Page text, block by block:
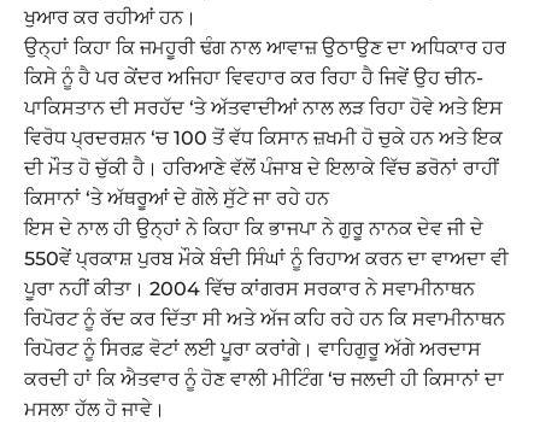
ਖੁਆਰ ਕਰ ਰਹੀਆਂ ਹਨ।
ਉਨ੍ਹਾਂ ਕਿਹਾ ਕਿ ਜਮਹੂਰੀ ਢੰਗ ਨਾਲ ਆਵਾਜ਼ ਉਠਾਉਣ ਦਾ ਅਧਿਕਾਰ ਹਰ
ਕਿਸੇ ਨੂੰ ਹੈ ਪਰ ਕੇਂਦਰ ਅਜਿਹਾ ਵਿਵਹਾਰ ਕਰ ਰਿਹਾ ਹੈ ਜਿਵੇਂ ਉਹ ਚੀਨ-
ਪਾਕਿਸਤਾਨ ਦੀ ਸਰਹੱਦ ‘ਤੇ ਅੱਤਵਾਦੀਆਂ ਨਾਲ ਲੜ ਰਿਹਾ ਹੋਵੇ ਅਤੇ ਇਸ
ਵਿਰੋਧ ਪ੍ਰਦਰਸ਼ਨ ‘ਚ 100 ਤੋਂ ਵੱਧ ਕਿਸਾਨ ਜ਼ਖਮੀ ਹੋ ਚੁਕੇ ਹਨ ਅਤੇ ਇਕ
ਦੀ ਮੌਤ ਹੋ ਚੁੱਕੀ ਹੈ। ਹਰਿਆਣੇ ਵੱਲੋਂ ਪੰਜਾਬ ਦੇ ਇਲਾਕੇ ਵਿੱਚ ਡਰੋਨਾਂ ਰਾਹੀਂ
ਕਿਸਾਨਾਂ ‘ਤੇ ਅੱਥਰੂਆਂ ਦੇ ਗੋਲੇ ਸੁੱਟੇ ਜਾ ਰਹੇ ਹਨ
ਇਸ ਦੇ ਨਾਲ ਹੀ ਉਨ੍ਹਾਂ ਨੇ ਕਿਹਾ ਕਿ ਭਾਜਪਾ ਨੇ ਗੁਰੂ ਨਾਨਕ ਦੇਵ ਜੀ ਦੇ
550ਵੇਂ ਪ੍ਰਕਾਸ਼ ਪੁਰਬ ਮੌਕੇ ਬੰਦੀ ਸਿੰਘਾਂ ਨੂੰ ਰਿਹਾਅ ਕਰਨ ਦਾ ਵਾਅਦਾ ਵੀ
ਪੂਰਾ ਨਹੀਂ ਕੀਤਾ। 2004 ਵਿੱਚ ਕਾਂਗਰਸ ਸਰਕਾਰ ਨੇ ਸਵਾਮੀਨਾਥਨ
ਰਿਪੋਰਟ ਨੂੰ ਰੱਦ ਕਰ ਦਿੱਤਾ ਸੀ ਅਤੇ ਅੱਜ ਕਹਿ ਰਹੇ ਹਨ ਕਿ ਸਵਾਮੀਨਾਥਨ
ਰਿਪੋਰਟ ਨੂੰ ਸਿਰਫ਼ ਵੋਟਾਂ ਲਈ ਪੂਰਾ ਕਰਾਂਗੇ। ਵਾਹਿਗੁਰੂ ਅੱਗੇ ਅਰਦਾਸ
ਕਰਦੀ ਹਾਂ ਕਿ ਐਤਵਾਰ ਨੂੰ ਹੋਣ ਵਾਲੀ ਮੀਟਿੰਗ ‘ਚ ਜਲਦੀ ਹੀ ਕਿਸਾਨਾਂ ਦਾ
ਮਸਲਾ ਹੱਲ ਹੋ ਜਾਵੇ।